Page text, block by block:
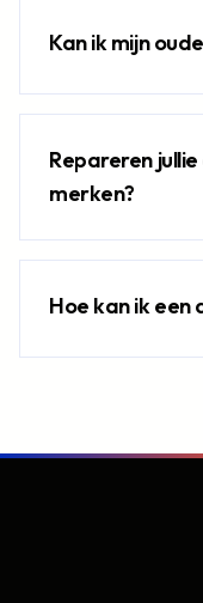
Kan ik mijn
Repareren
merken?
Hoe kan ik